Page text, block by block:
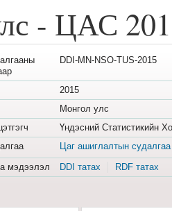
- ЦАС
DDI-MN-NSO-TUS-2015
2015
Монгол улс
Үндэсний Статистикийн
Цаг ашиглалтын судалгаа
мэдээлэл
DDI татах RDF татах